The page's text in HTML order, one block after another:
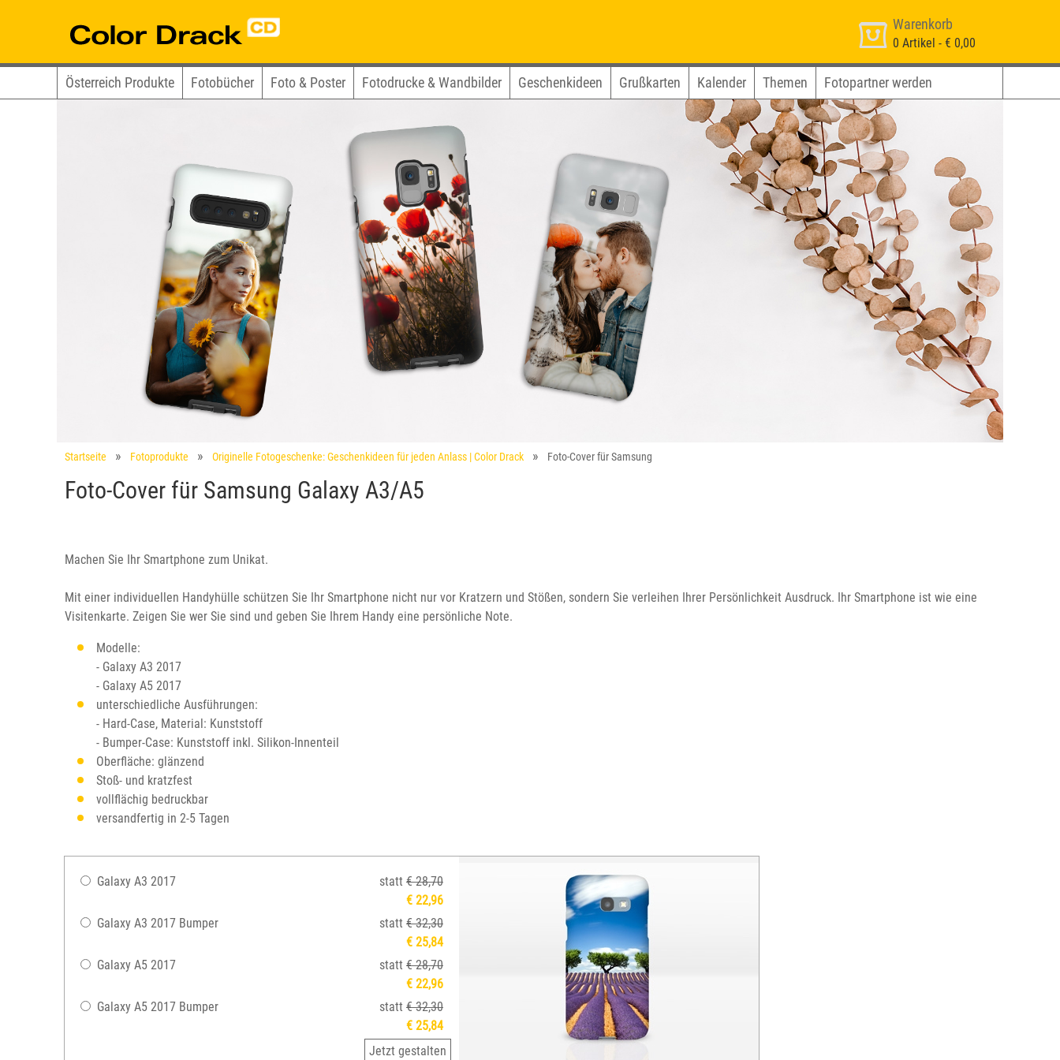
Warenkorb
0 Artikel - € 0,00
Österreich Produkte Fotobücher Foto & Poster Fotodrucke & Wandbilder Geschenkideen Grußkarten Kalender Themen Fotopartner werden
Startseite Fotoprodukte Originelle Fotogeschenke: Geschenkideen für jeden Anlass | Color Drack Foto-Cover für Samsung
Foto-Cover für Samsung Galaxy A3/A5
Machen Sie Ihr Smartphone zum Unikat.
Mit einer individuellen Handyhülle schützen Sie Ihr Smartphone nicht nur vor Kratzern und Stößen, sondern Sie verleihen Ihrer Persönlichkeit Ausdruck. Ihr Smartphone ist wie eine
Visitenkarte. Zeigen Sie wer Sie sind und geben Sie Ihrem Handy eine persönliche Note.
Modelle:
- Galaxy A3 2017
- Galaxy A5 2017
unterschiedliche Ausführungen:
- Hard-Case, Material: Kunststoff
- Bumper-Case: Kunststoff inkl. Silikon-Innenteil
Oberfläche: glänzend
Stoß- und kratzfest
vollflächig bedruckbar
versandfertig in 2-5 Tagen
Galaxy A3 2017 statt € 28,70
€ 22,96
Galaxy A3 2017 Bumper
statt € 32,30
€ 25,84
Galaxy A5 2017
statt € 28,70
€ 22,96
Galaxy A5 2017 Bumper
statt € 32,30
€ 25,84
Jetzt gestalten